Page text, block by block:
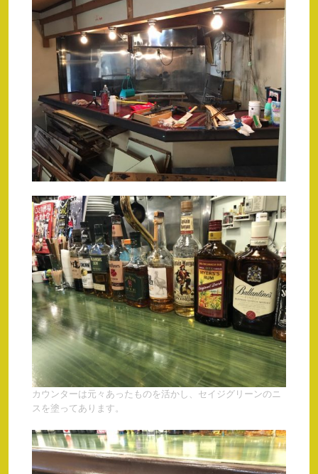
カウンターは元々あったものを活かし、セイジグリーンのニ
スを塗ってあります。